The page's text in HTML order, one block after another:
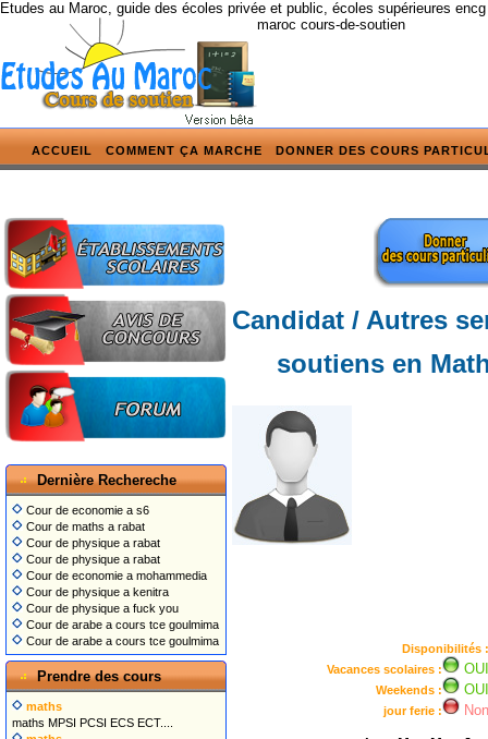
Etudes au Maroc, guide des écoles privée et public, écoles supérieures
maroc cours-de-soutien
ACCUEIL COMMENT ÇA MARCHE DONNER DES COURS
Dernière Rechereche
Cour de economie a s6
Cour de maths a rabat
Cour de physique a rabat
Cour de physique a rabat
Cour de economie a mohammedia
Cour de physique a kenitra
Cour de physique a fuck you
Cour de arabe a cours tce goulmima
Cour de arabe a cours tce goulmima
Prendre des cours
maths
maths MPSI PCSI ECS ECT....
Candidat / Autres
soutiens en
Disponibilités :
Vacances scolaires :
OUI
Weekends : OUI
jour ferie : Non